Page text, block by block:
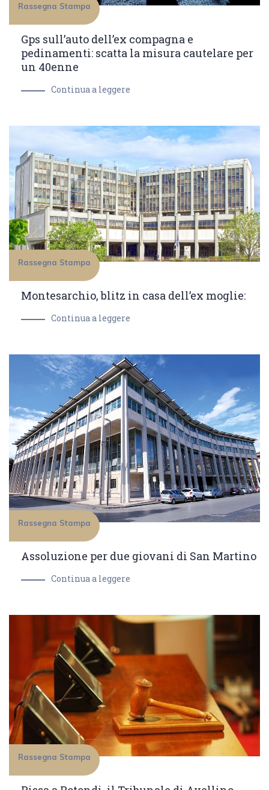
Rassegna Stampa
Gps sull’auto dell’ex compagna e
pedinamenti: scatta la misura cautelare per
un 40enne
Continua a leggere
Rassegna Stampa
Montesarchio, blitz in casa dell’ex moglie:
Continua a leggere
Rassegna Stampa
Assoluzione per due giovani di San Martino
Continua a leggere
Rassegna Stampa